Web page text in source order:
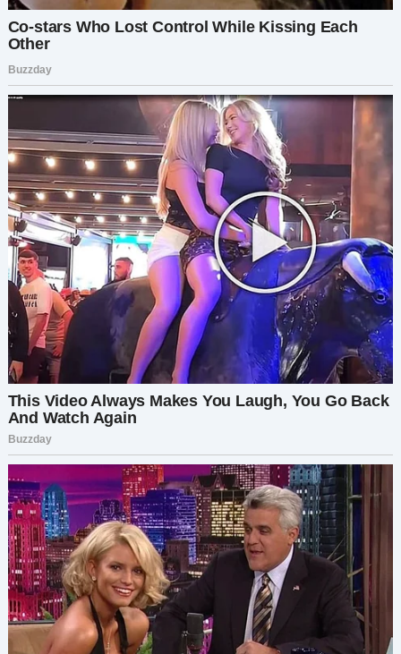
В ту ночь я почти не спала. Мой разум
у меня созрел план. Просто поговорить с ней
было недостаточно. Я должна была сделать
так, чтобы весь мир увидел правду.
Через несколько дней я узнала от подруги, что
в школе, где работала Людмила, состоится
большой праздник в честь учителей, и Людмила
должна была произнести речь. Это была
идеальная возможность. Если всё рассчитать
правильно, я смогу раскрыть её истинное лицо
перед всей школой.
Я перенесла видео на флешку, чувствуя
странное удовлетворение при мысли о лице
Людмилы, когда запись начнётся. Но я знала,
что не справлюсь одна. Мне нужен был кто-то,
кто поможет всё организовать. Тогда я
позвонила своей подруге Светлане, которая
всегда была на «ты» с техникой.
Мы составили план. Я приду на мероприятие
как любой другой родитель, тихо сяду в зале, а
Света позаботится об остальном. Когда
Людмила выйдет на сцену для своей речи,
Света включит видео на большом экране.